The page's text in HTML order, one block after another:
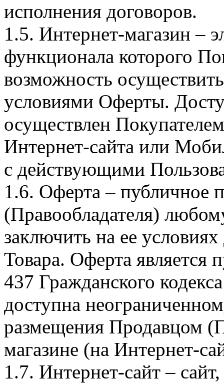
исполнения договоров.
1.5. Интернет-магазин –
функционала которого
возможность
условиями Оферты.
осуществлен
Интернет-сайта или
с действующими
1.6. Оферта – публичное
(Правообладателя)
заключить на ее
Товара. Оферта является
437 Гражданского
доступна
размещения Продавцом
магазине (на Интернет-
1.7. Интернет-сайт –